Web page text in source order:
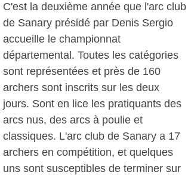
C'est la deuxième année que l'arc club
de Sanary présidé par Denis Sergio
accueille le championnat
départemental. Toutes les catégories
sont représentées et près de 160
archers sont inscrits sur les deux
jours. Sont en lice les pratiquants des
arcs nus, des arcs à poulie et
classiques. L'arc club de Sanary a 17
archers en compétition, et quelques
uns sont susceptibles de terminer sur